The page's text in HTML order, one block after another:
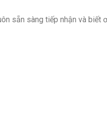
sẵn sàng tiếp nhận và biết